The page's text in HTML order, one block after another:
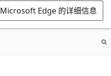
Edge 的详细信息